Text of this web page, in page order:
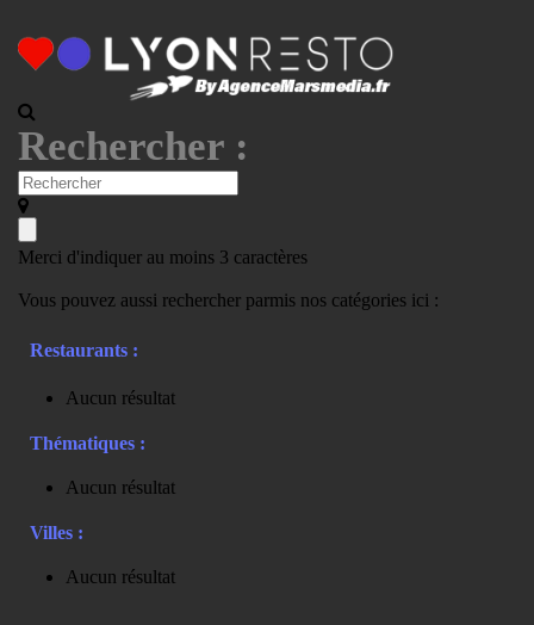
Rechercher :
Merci d'indiquer au moins 3 caractères
Vous pouvez aussi rechercher parmis nos catégories ici :
Restaurants :
Aucun résultat
Thématiques :
Aucun résultat
Villes :
Aucun résultat